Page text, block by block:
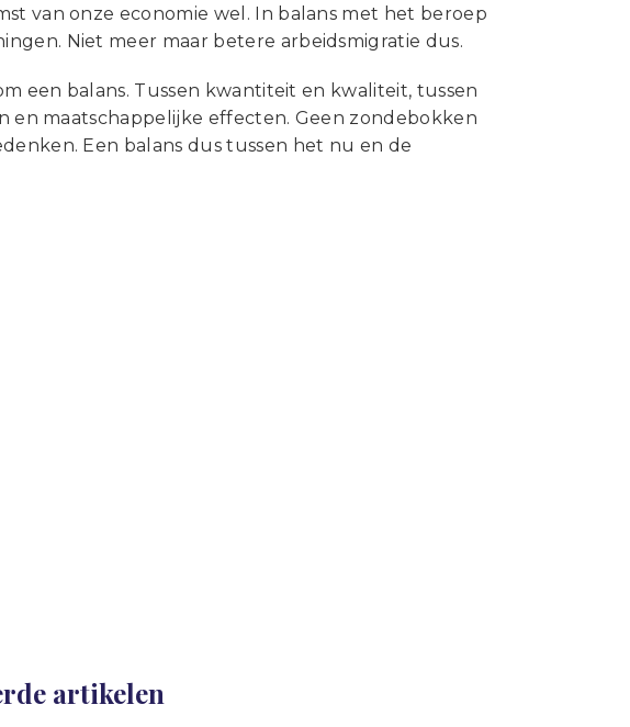
van onze economie wel. In balans met het beroep
Niet meer maar betere arbeidsmigratie dus.
een balans. Tussen kwantiteit en kwaliteit, tussen
en maatschappelijke effecten. Geen zondebokken
Een balans dus tussen het nu en de
artikelen